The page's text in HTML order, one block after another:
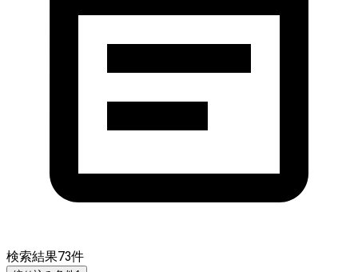
検索結果73件